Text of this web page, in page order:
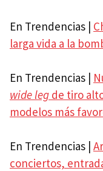
En Trendencias |
larga vida a la
En Trendencias |
wide leg de tiro
modelos más
En Trendencias |
conciertos,